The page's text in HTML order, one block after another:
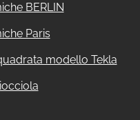
BERLIN
Paris
modello Tekla